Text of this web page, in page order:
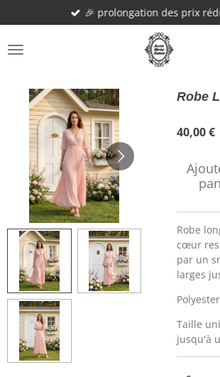
au
contenu
principal
🎉 prolongation des prix
Robe
40,00 €
Robe
cœur
par un
larges
Taille
jusqu'à